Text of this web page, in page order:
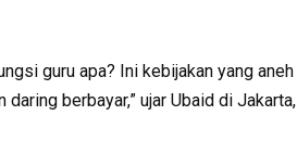
guru apa? Ini kebijakan yang aneh
berbayar,” ujar Ubaid di Jakarta,